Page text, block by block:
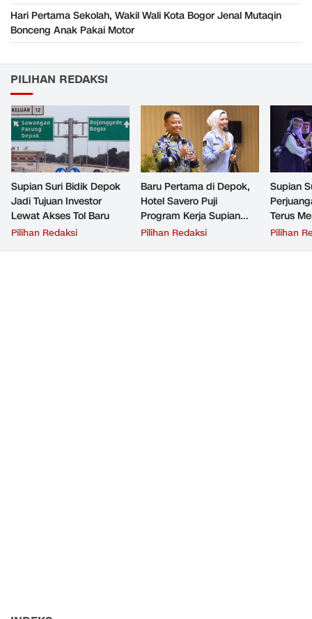
Hari Pertama Sekolah, Wakil Wali Kota Bogor Jenal Mutaqin
Bonceng Anak Pakai Motor
PILIHAN REDAKSI
Supian Suri Bidik Depok
Jadi Tujuan Investor
Lewat Akses Tol Baru
Pilihan Redaksi
Baru Pertama di Depok,
Hotel Savero Puji
Program Kerja Supian
Suri
Pilihan Redaksi
Supian
Terus
Pilihan